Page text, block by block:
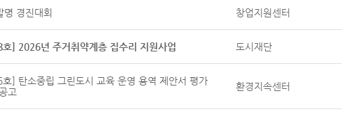
경진대회 창업지원센터
] 2026년 주거취약계층 집수리 지원사업 도시재단
] 탄소중립 그린도시 교육 운영 용역 제안서 평가
고
환경지속센터